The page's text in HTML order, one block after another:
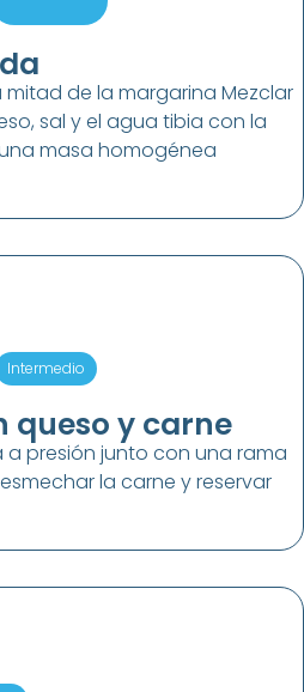
de la margarina Mezclar
sal y el agua tibia con la
masa homogénea
Intermedio
queso y carne
a presión junto con una rama
la carne y reservar